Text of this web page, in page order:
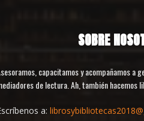
SOBRE
capacitamos y acompañamos a
de lectura. Ah, también hacemos
a: